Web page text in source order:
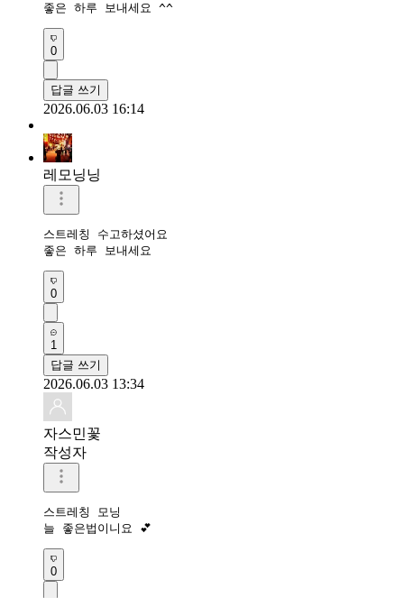
좋은 하루 보내세요 ^^
0
답글 쓰기
2026.06.03 16:14
레모닝닝
스트레칭 수고하셨어요
좋은 하루 보내세요
0
1
답글 쓰기
2026.06.03 13:34
자스민꽃
작성자
스트레칭 모닝
늘 좋은법이니요 💕
0